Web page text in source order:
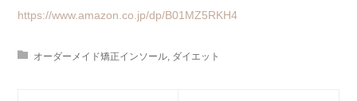
https://www.amazon.co.jp/dp/B01MZ5RKH4
オーダーメイド矯正インソール ダイエット